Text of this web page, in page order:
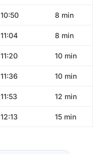
10:50 8 min
11:04 8 min
11:20 10 min
11:36 10 min
11:53 12 min
12:13 15 min